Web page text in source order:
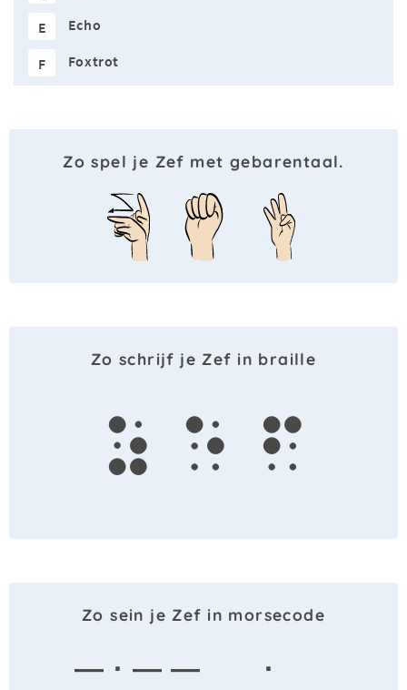
E Echo
F Foxtrot
Zo spel je Zef met gebarentaal.
Zo schrijf je Zef in braille
z e f
Zo sein je Zef in morsecode
— · — —
·